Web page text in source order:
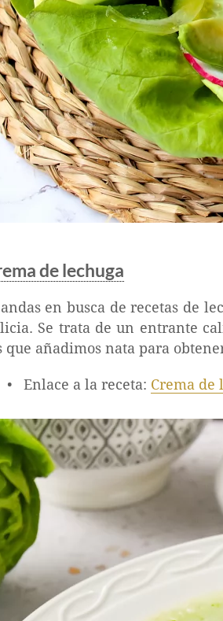
de lechuga
en busca de recetas de
Se trata de un entrante
que añadimos nata para
Enlace a la receta: Crema de